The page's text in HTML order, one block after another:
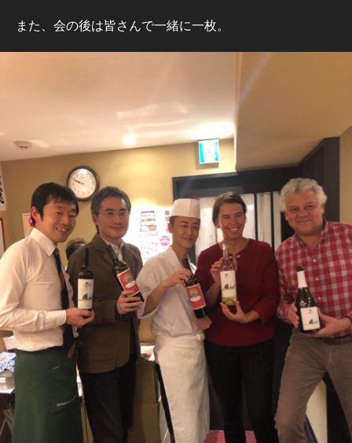
また、会の後は皆さんで一緒に一枚。